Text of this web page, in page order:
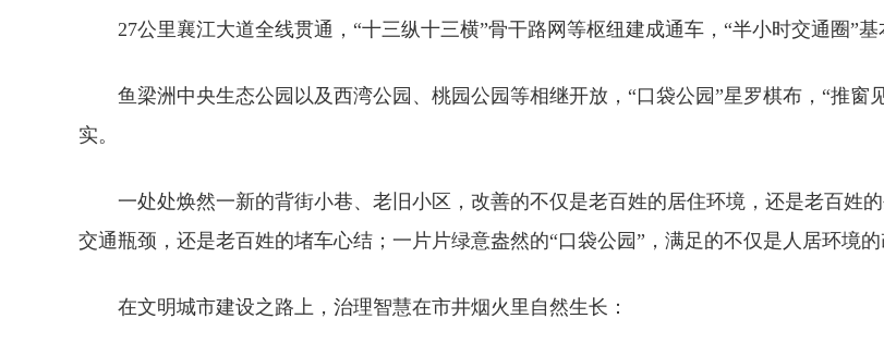
27公里襄江大道全线贯通，“十三纵十三横”骨干路网等枢纽建成通车，“半小时交通圈”
鱼梁洲中央生态公园以及西湾公园、桃园公园等相继开放，“口袋公园”星罗棋布，“推
实。
一处处焕然一新的背街小巷、老旧小区，改善的不仅是老百姓的居住环境，还是老百姓
交通瓶颈，还是老百姓的堵车心结；一片片绿意盎然的“口袋公园”，满足的不仅是人居环境
在文明城市建设之路上，治理智慧在市井烟火里自然生长：